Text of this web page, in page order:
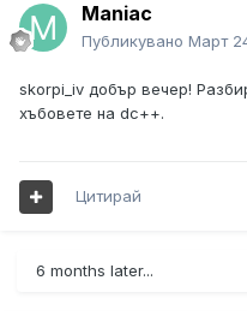
Maniac
Публикувано Март
skorpi_iv добър вечер!
хъбовете на dc++.
Цитирай
6 months later...